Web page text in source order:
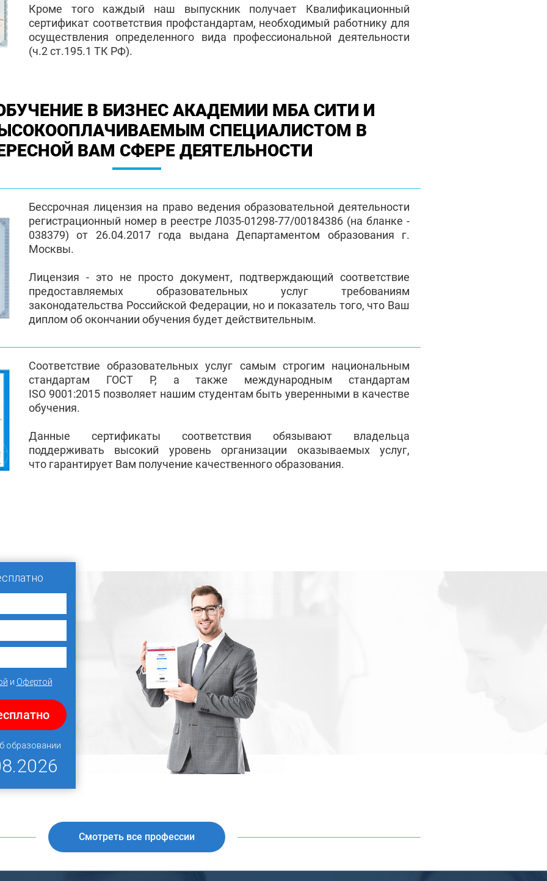
Кроме того каждый наш выпускник получает Квалификационный
сертификат соответствия профстандартам, необходимый работнику для
осуществления определенного вида профессиональной деятельности
(ч.2 ст.195.1 ТК РФ).
В БИЗНЕС АКАДЕМИИ МБА СИТИ И
СПЕЦИАЛИСТОМ В
ВАМ СФЕРЕ ДЕЯТЕЛЬНОСТИ
Бессрочная лицензия на право ведения образовательной деятельности
регистрационный номер в реестре Л035-01298-77/00184386 (на бланке -
038379) от 26.04.2017 года выдана Департаментом образования г.
Москвы.
Лицензия - это не просто документ, подтверждающий соответствие
предоставляемых образовательных услуг требованиям
законодательства Российской Федерации, но и показатель того, что Ваш
диплом об окончании обучения будет действительным.
Соответствие образовательных услуг самым строгим национальным
стандартам ГОСТ Р, а также международным стандартам
ISO 9001:2015 позволяет нашим студентам быть уверенными в качестве
обучения.
Данные сертификаты соответствия обязывают владельца
поддерживать высокий уровень организации оказываемых услуг,
что гарантирует Вам получение качественного образования.
и Офертой
образовании
Смотреть все профессии